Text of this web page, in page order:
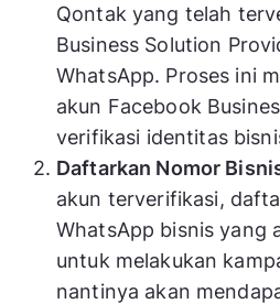
Qontak yang telah
Business Solution
WhatsApp. Proses ini
akun Facebook
verifikasi identitas
Daftarkan Nomor
akun terverifikasi,
WhatsApp bisnis yang
untuk melakukan
nantinya akan